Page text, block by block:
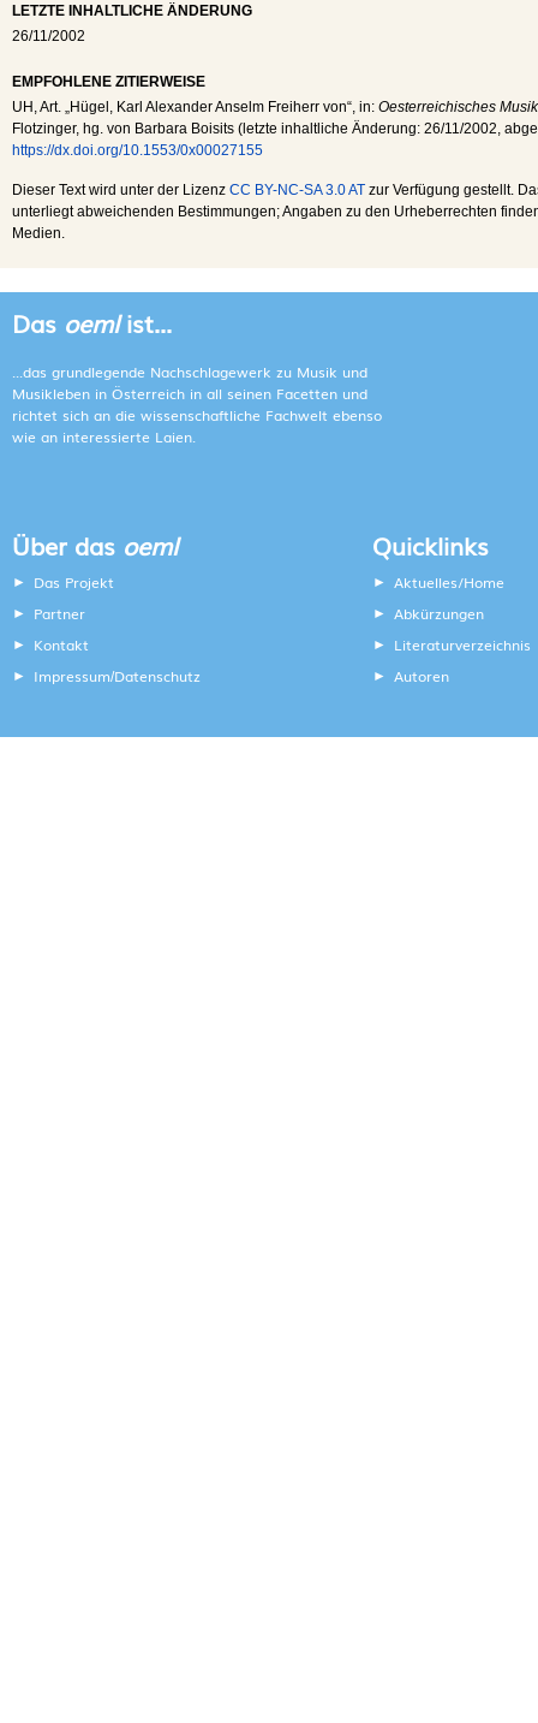
LETZTE INHALTLICHE ÄNDERUNG
26/11/2002
EMPFOHLENE ZITIERWEISE
UH , Art. „Hügel, Karl Alexander Anselm Freiherr von“, in: Oesterreichisches
Flotzinger, hg. von Barbara Boisits (letzte inhaltliche Änderung: 26/11/2002 ,
https://dx.doi.org/10.1553/0x00027155
Dieser Text wird unter der Lizenz CC BY-NC-SA 3.0 AT zur Verfügung gestellt.
unterliegt abweichenden Bestimmungen; Angaben zu den Urheberrechten
Medien.
Das oemlist...
...das grundlegende Nachschlagewerk zu Musik und
Musikleben in Österreich in all seinen Facetten und
richtet sich an die wissenschaftliche Fachwelt ebenso
wie an interessierte Laien.
Über das oeml
Das Projekt
Partner
Kontakt
Impressum/Datenschutz
Quicklinks
Aktuelles/Home
Abkürzungen
Literaturverzeichnis
Autoren